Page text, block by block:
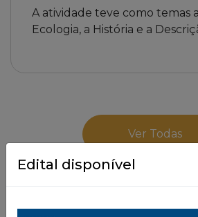
A atividade teve como temas
Ecologia, a História e a
Ver Todas
Edital disponível